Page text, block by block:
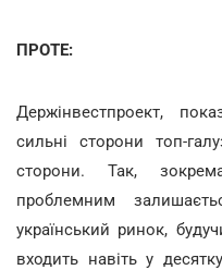
ПРОТЕ:
Держінвестпроект,
сильні сторони топ-
сторони. Так,
проблемним
український ринок,
входить навіть у